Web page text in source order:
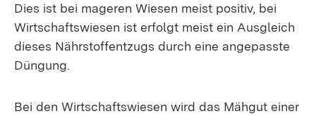
Dies ist bei mageren Wiesen meist positiv, bei
Wirtschaftswiesen ist erfolgt meist ein Ausgleich
dieses Nährstoffentzugs durch eine angepasste
Düngung.
Bei den Wirtschaftswiesen wird das Mähgut einer